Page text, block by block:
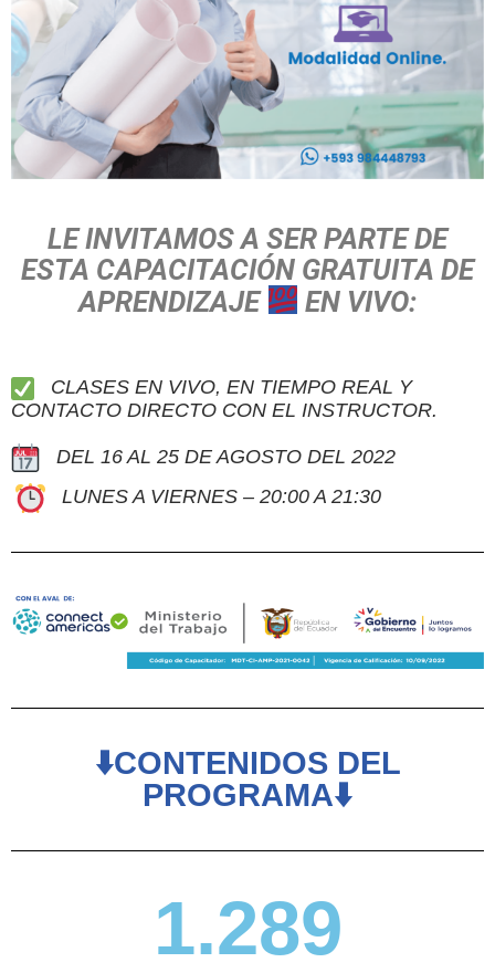
LE INVITAMOS A SER PARTE DE
ESTA CAPACITACIÓN GRATUITA DE
APRENDIZAJE
EN VIVO:
CLASES EN VIVO, EN TIEMPO REAL Y
CONTACTO DIRECTO CON EL INSTRUCTOR.
DEL 16 AL 25 DE AGOSTO DEL 2022
LUNES A VIERNES – 20:00 A 21:30
⬇️CONTENIDOS DEL
PROGRAMA⬇️
1.289